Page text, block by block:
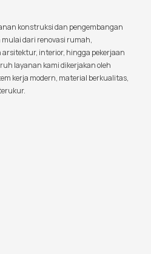
konstruksi dan pengembangan
dari renovasi rumah,
interior, hingga pekerjaan
layanan kami dikerjakan oleh
kerja modern, material berkualitas,